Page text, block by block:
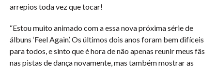
arrepios toda vez que tocar!
“Estou muito animado com a essa nova próxima série de
álbuns ‘Feel Again’. Os últimos dois anos foram bem difíceis
para todos, e sinto que é hora de não apenas reunir meus fãs
nas pistas de dança novamente, mas também mostrar as